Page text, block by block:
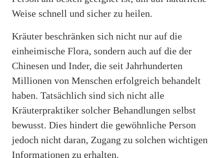
Weise schnell und sicher zu heilen.
Kräuter beschränken sich nicht nur auf die
einheimische Flora, sondern auch auf die der
Chinesen und Inder, die seit Jahrhunderten
Millionen von Menschen erfolgreich behandelt
haben. Tatsächlich sind sich nicht alle
Kräuterpraktiker solcher Behandlungen selbst
bewusst. Dies hindert die gewöhnliche Person
jedoch nicht daran, Zugang zu solchen wichtigen
Informationen zu erhalten.